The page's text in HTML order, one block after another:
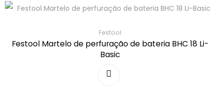
Festool
Festool Martelo de perfuração de bateria BHC 18 Li-
Basic